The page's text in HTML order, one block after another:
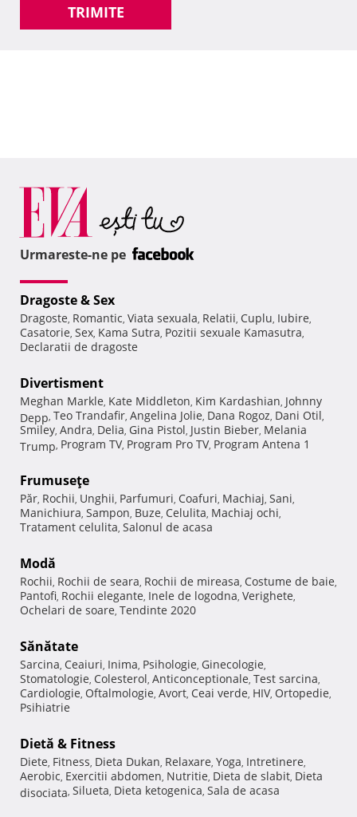
TRIMITE
Urmareste-ne pe
Dragoste & Sex
Dragoste, Romantic, Viata sexuala, Relatii, Cuplu, Iubire,
Casatorie, Sex, Kama Sutra, Pozitii sexuale Kamasutra,
Declaratii de dragoste
Divertisment
Meghan Markle, Kate Middleton, Kim Kardashian, Johnny
Depp, Teo Trandafir, Angelina Jolie, Dana Rogoz, Dani Otil,
Smiley, Andra, Delia, Gina Pistol, Justin Bieber, Melania
Trump, Program TV, Program Pro TV, Program Antena 1
Frumuseţe
Păr, Rochii, Unghii, Parfumuri, Coafuri, Machiaj, Sani,
Manichiura, Sampon, Buze, Celulita, Machiaj ochi,
Tratament celulita, Salonul de acasa
Modă
Rochii, Rochii de seara, Rochii de mireasa, Costume de baie,
Pantofi, Rochii elegante, Inele de logodna, Verighete,
Ochelari de soare, Tendinte 2020
Sănătate
Sarcina, Ceaiuri, Inima, Psihologie, Ginecologie,
Stomatologie, Colesterol, Anticonceptionale, Test sarcina,
Cardiologie, Oftalmologie, Avort, Ceai verde, HIV, Ortopedie,
Psihiatrie
Dietă & Fitness
Diete, Fitness, Dieta Dukan, Relaxare, Yoga, Intretinere,
Aerobic, Exercitii abdomen, Nutritie, Dieta de slabit, Dieta
disociata, Silueta, Dieta ketogenica, Sala de acasa